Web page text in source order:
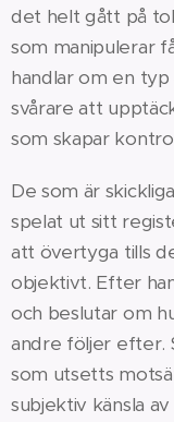
det helt gått på
som manipulerar
handlar om en
svårare att
som skapar
De som är
spelat ut sitt
att övertyga tills
objektivt. Efter
och beslutar om
andre följer efter.
som utsetts
subjektiv känsla